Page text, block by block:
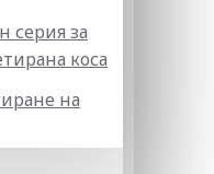
серия за
коса
на